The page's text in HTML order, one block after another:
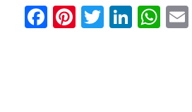
Facebook
Pinterest
Twitter